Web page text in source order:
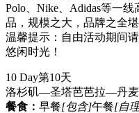
Polo、Nike、Adidas等一
品，规模之大，品牌之全堪
温馨提示：自由活动期间
悠闲时光！
10 Day第10天
洛杉矶—圣塔芭芭拉—丹
餐食： 早餐[包含]午餐[自